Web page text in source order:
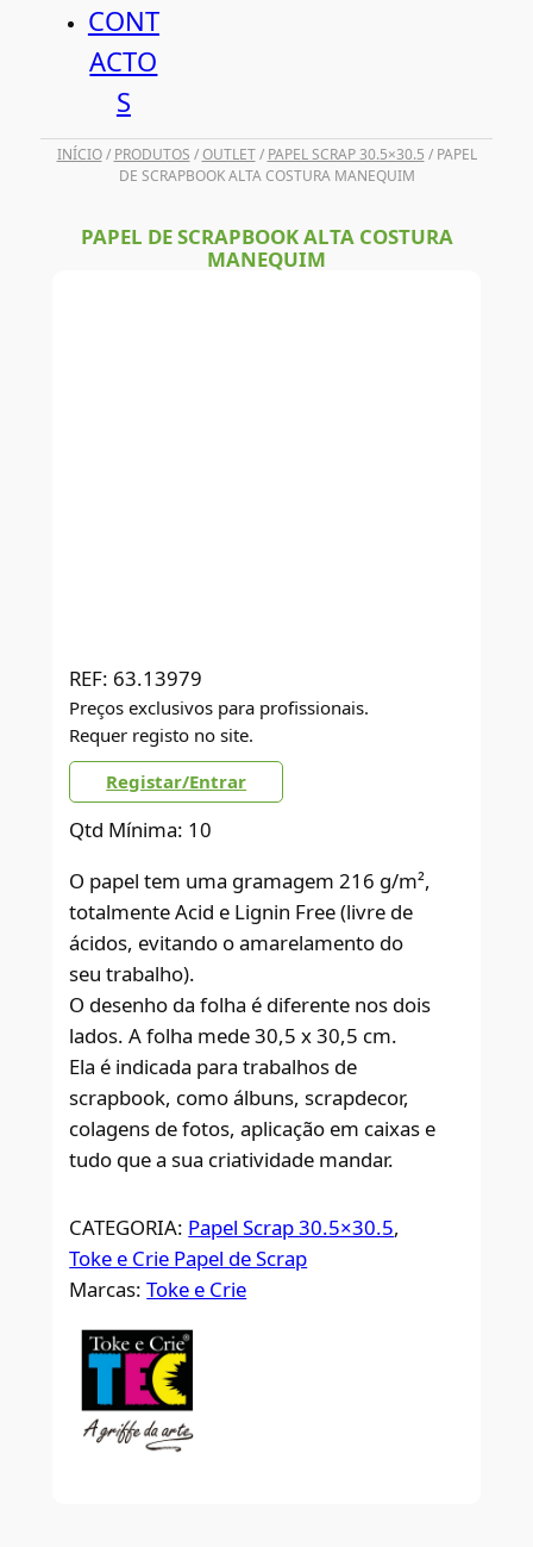
CONT
ACTO
S
INÍCIO/ PRODUTOS /OUTLET/ PAPEL SCRAP 30.5×30.5 / PAPEL
DE SCRAPBOOK ALTA COSTURA MANEQUIM
PAPEL DE SCRAPBOOK ALTA COSTURA
MANEQUIM
REF: 63.13979
Preços exclusivos para profissionais.
Requer registo no site.
Registar/Entrar
Qtd Mínima: 10
O papel tem uma gramagem 216 g/m²,
totalmente Acid e Lignin Free (livre de
ácidos, evitando o amarelamento do
seu trabalho).
O desenho da folha é diferente nos dois
lados. A folha mede 30,5 x 30,5 cm.
Ela é indicada para trabalhos de
scrapbook, como álbuns, scrapdecor,
colagens de fotos, aplicação em caixas e
tudo que a sua criatividade mandar.
CATEGORIA: Papel Scrap 30.5×30.5
Toke e Crie Papel de Scrap
Marcas:Toke e Crie